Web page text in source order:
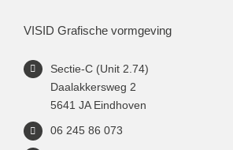
VISID Grafische vormgeving
Sectie-C (Unit 2.74)
Daalakkersweg 2
5641 JA Eindhoven
06 245 86 073